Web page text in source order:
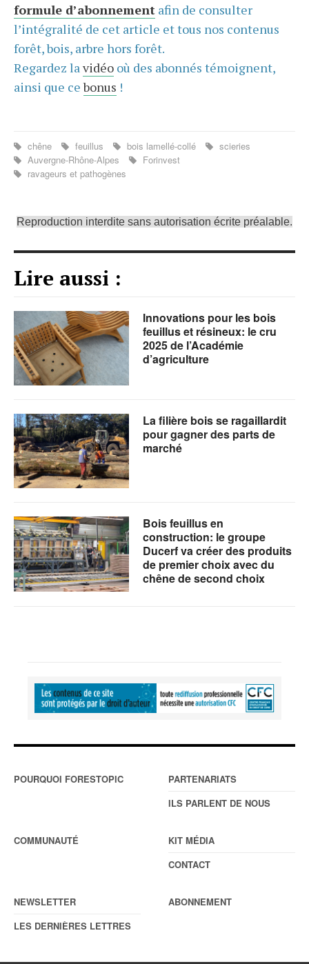
formule d’abonnement afin de consulter
l’intégralité de cet article et tous nos contenus
forêt, bois, arbre hors forêt.
Regardez lavidéo où des abonnés témoignent,
ainsi que cebonus !
chêne feuillus bois lamellé-collé
scieries
Auvergne-Rhône-Alpes
Forinvest
ravageurs et pathogènes
Reproduction interdite sans autorisation écrite préalable.
Lire aussi :
Innovations pour les bois
feuillus et résineux: le cru
2025 de l’Académie
d’agriculture
La filière bois se ragaillardit
pour gagner des parts de
marché
Bois feuillus en
construction: le groupe
Ducerf va créer des produits
de premier choix avec du
chêne de second choix
POURQUOI FORESTOPIC
PARTENARIATS
ILS PARLENT DE NOUS
COMMUNAUTÉ
KIT MÉDIA
CONTACT
NEWSLETTER
LES DERNIÈRES LETTRES
ABONNEMENT